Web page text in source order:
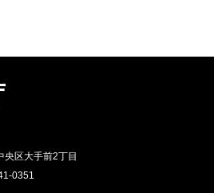
区大手前2丁目
0351